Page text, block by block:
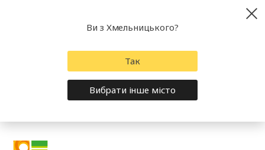
Ви з Хмельницького?
Так
Вибрати інше місто